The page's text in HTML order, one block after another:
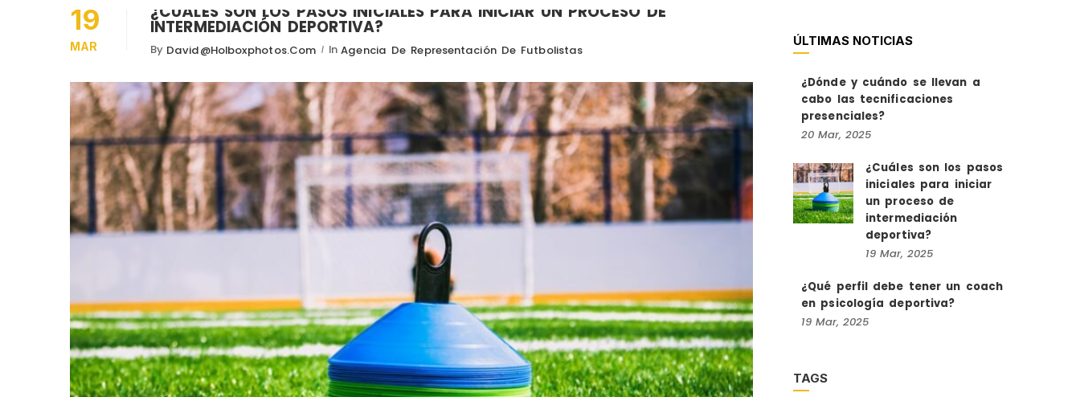
19
MAR
¿CUÁLES SON LOS PASOS INICIALES PARA INICIAR UN PROCESO DE
INTERMEDIACIÓN DEPORTIVA?
By David@holboxphotos.com In Agencia De Representación De Futbolistas
ÚLTIMAS NOTICIAS
¿Dónde y cuándo se llevan a
cabo las tecnificaciones
presenciales?
20 Mar, 2025
¿Cuáles son los pasos
iniciales para iniciar
un proceso de
intermediación
deportiva?
19 Mar, 2025
¿Qué perfil debe tener un coach
en psicología deportiva?
19 Mar, 2025
TAGS